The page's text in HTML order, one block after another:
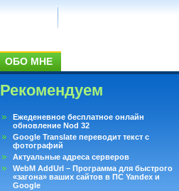
ОБО МНЕ
Рекомендуем
Ежеденевное бесплатное онлайн
обновление Nod 32
Google Translate переводит текст с
фотографий
Актуальные адреса серверов
WebM AddUrl – Программа для быстрого
«загона» ваших сайтов в ПС Yandex и
Google